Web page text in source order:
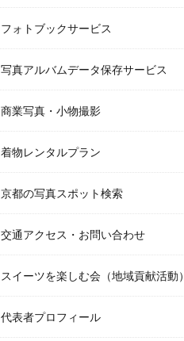
フォトブックサービス
写真アルバムデータ保存サービス
商業写真・小物撮影
着物レンタルプラン
京都の写真スポット検索
交通アクセス・お問い合わせ
スイーツを楽しむ会（地域貢献活動）
代表者プロフィール